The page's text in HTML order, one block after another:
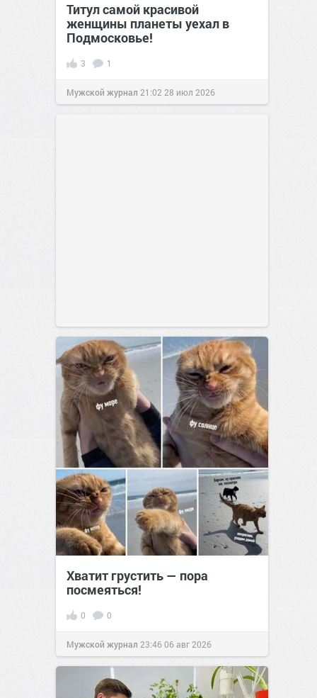
Титул самой красивой
женщины планеты уехал в
Подмосковье!
3 1
Мужской журнал 21:02 28 июл 2026
Хватит грустить — пора
посмеяться!
0 0
Мужской журнал 23:4606 авг 2026